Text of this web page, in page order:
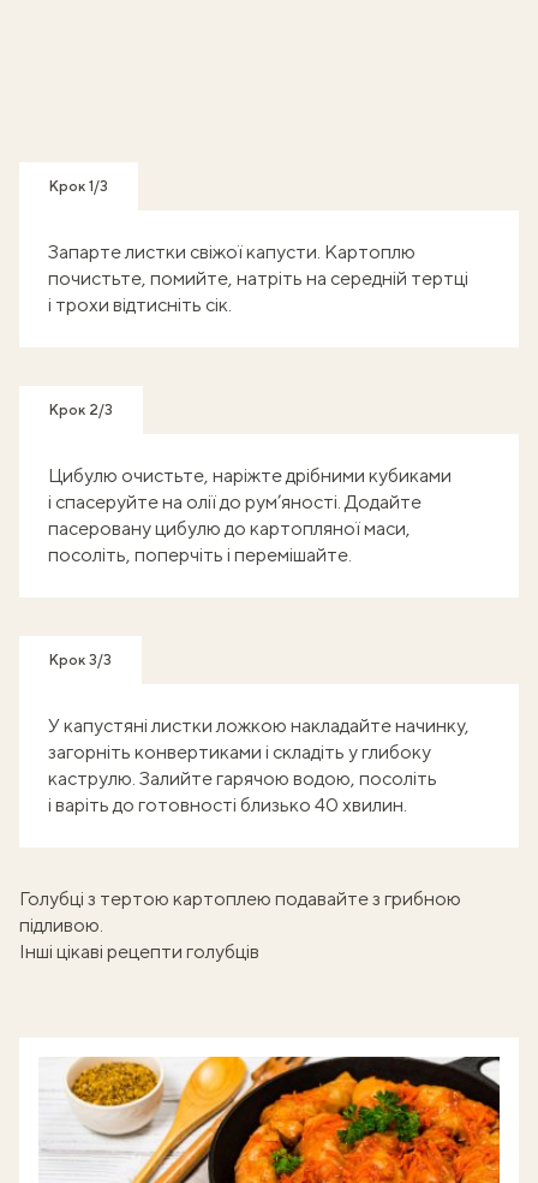
Крок 1/3
Запарте листки свіжої капусти. Картоплю
почистьте, помийте, натріть на середній тертці
і трохи відтисніть сік.
Крок 2/3
Цибулю очистьте, наріжте дрібними кубиками
і спасеруйте на олії до рум’яності. Додайте
пасеровану цибулю до картопляної маси,
посоліть, поперчіть і перемішайте.
Крок 3/3
У капустяні листки ложкою накладайте начинку,
загорніть конвертиками і складіть у глибоку
каструлю. Залийте гарячою водою, посоліть
і варіть до готовності близько 40 хвилин.
Голубці з тертою картоплею подавайте з грибною
підливою.
Інші цікаві рецепти голубців